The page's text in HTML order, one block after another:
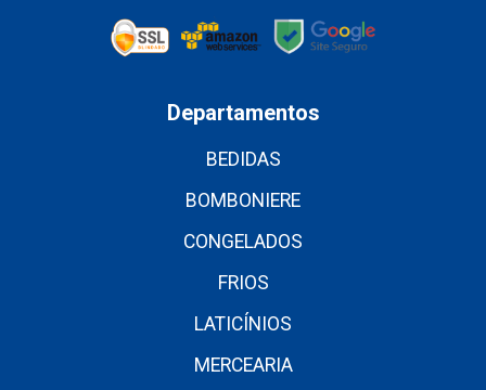
Departamentos
BEDIDAS
BOMBONIERE
CONGELADOS
FRIOS
LATICÍNIOS
MERCEARIA